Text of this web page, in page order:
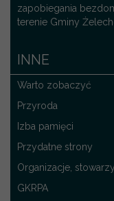
zapobiegania
terenie Gminy
INNE
Warto zobaczyć
Przyroda
Izba pamięci
Przydatne strony
Organizacje,
GKRPA